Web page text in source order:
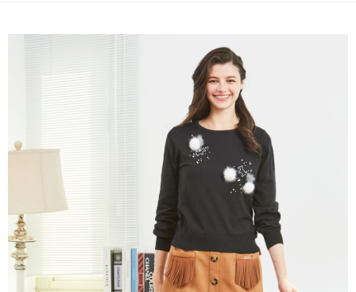
4.訂單成立30分鐘內，如未前往確認交易或遇審核未通過，訂單將自動取
消。如遇「轉專審核」未通過狀況，表示未達大哥付你分期系統評分，恕無
1.分期款項不併入電信帳單，「大哥付你分期」於每月結算日後寄送繳費提
2.透過簡訊連結打開帳單後，可選擇「超商條碼／台灣大直營門市／銀行轉
帳／街口支付／iPASS MONEY」等通路繳費。
【注意事項】
1.本服務係由「台灣大哥大股份有限公司」（以下簡稱本公司）所提供，讓
用戶於交易時，得透過本服務購買商品或服務，並由商店將買賣／分期付款
買賣價金債權讓與本公司後，依約使用本公司帳單繳交帳款。
2.基於同意付款使用「大哥付你分期」之契約關係目的，商店將以您的個人
資料（包含姓名、電話或地址）提供予台灣大哥大進項蒐集、處理及利用，
由本公司與您本人進行分期帳單所需資料之確認、核對及更正。
3.完整用戶服務條款，請詳閱以下連結： https://oppay.tw/userRule
２．便利：只要手機號碼，簡訊認證，即可結帳。
３．安心：先確認商品／服務後，再付款。
１．於結帳方式選擇「AFTEE先享後付」後，將跳轉至「AFTEE先享後付」
結帳頁面，進行簡訊認證並確認金額後，即可完成結帳。
２．訂單成立數日內，您將收到繳費通知簡訊。
３．收到繳費通知簡訊後14天內，點擊此簡訊中的連結，可透過四大超商／
ATM／網路銀行／等多元方式進行付款，方視為交易完成。
※ 請注意：結帳手續完成當下不需立刻繳費，但若您需要取消訂單，請聯絡
購買商品的店家。未經商家同意取消之訂單仍視為有效，需透過AFTEE先享
後付繳納相關費用。
※ 交易是否成功請以「AFTEE先享後付 」之結帳頁面顯示為準，若有關於
是否繳費成功／繳費後需取消欲退款等相關疑問，請聯繫「AFTEE先享後付
客戶支援中心」https://netprotections.freshdesk.com/support/home
【注意事項】
全家取貨付款
免運費
萊爾富取貨付款
付款後萊爾富取貨
免運費
7-11取貨付款